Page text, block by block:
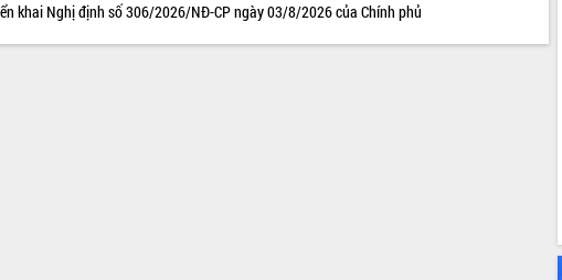
khai Nghị định số 306/2026/NĐ-CP ngày 03/8/2026 của Chính phủ